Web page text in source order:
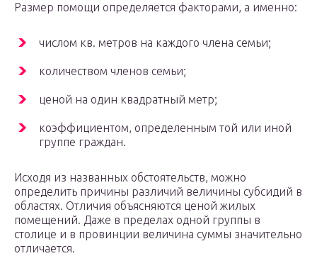
Размер помощи определяется факторами, а именно:
числом кв. метров на каждого члена семьи;
количеством членов семьи;
ценой на один квадратный метр;
коэффициентом, определенным той или иной
группе граждан.
Исходя из названных обстоятельств, можно
определить причины различий величины субсидий в
областях. Отличия объясняются ценой жилых
помещений. Даже в пределах одной группы в
столице и в провинции величина суммы значительно
отличается.